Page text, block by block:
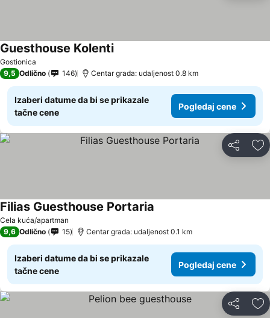
Gostionica
Guesthouse Kolenti
9,5 Odlično 146 Centar grada: udaljenost 0.8 km
Izaberi datume da bi se prikazale
tačne cene
Pogledaj cene
Deli
Cela kuća/apartman
Filias Guesthouse Portaria
9,6 Odlično 15 Centar grada: udaljenost 0.1 km
Izaberi datume da bi se prikazale
tačne cene
Pogledaj cene
Deli